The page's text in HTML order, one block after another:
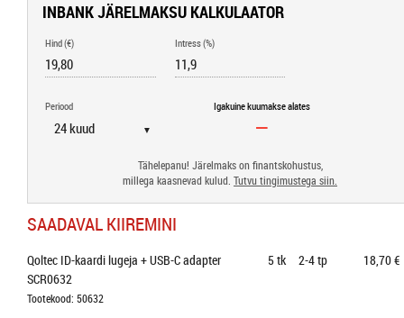
INBANK JÄRELMAKSU KALKULAATOR
Hind (€) Intress (%)
Periood
▼
Igakuine kuumakse alates
Tähelepanu! Järelmaks on finantskohustus,
millega kaasnevad kulud. Tutvu tingimustega siin.
SAADAVAL KIIREMINI
Qoltec ID-kaardi lugeja + USB-C adapter
SCR0632
Tootekood: 50632
5tk 2-4 tp 18,70 €